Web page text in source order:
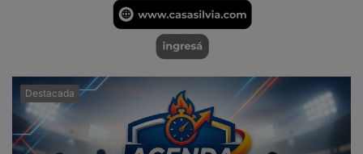
Destacada